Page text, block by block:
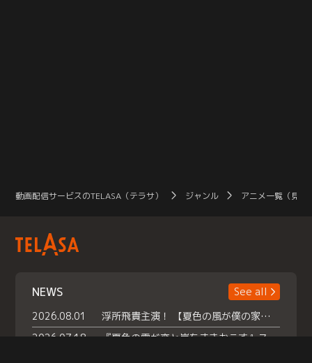
動画配信サービスのTELASA（テラサ） ジャンル アニメ一覧（見放
NEWS
See all
2026.08.01
浮所飛貴主演！ 【夏色の風が僕の家にやってきた】 本日よりテラサで独占配信スタート！
2026.07.18
『夏色の雲が恋と嵐をまきおこす』スペシャルメイキング 【Part1】2026年７月18日（土）23時30分～配信スタート！話題のシーンの裏側を大公開！豪華キャスト大集合！ 『武宮家 真夏の家族会議』開催！